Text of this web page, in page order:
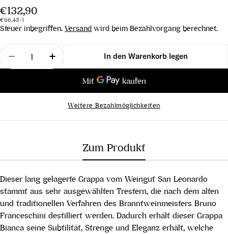
Regulärer
Preis
€132,90
Stückpreis
€66,45/pro
l
Steuer inbegriffen. Versand wird beim Bezahlvorgang berechnet.
Menge
Menge für Grappa Bianca verringern
Menge für Grappa Bianca erhöhen
In den Warenkorb legen
Weitere Bezahlmöglichkeiten
Zum Produkt
Dieser lang gelagerte Grappa vom Weingut San Leonardo
stammt aus sehr ausgewählten Trestern, die nach dem alten
und traditionellen Verfahren des Branntweinmeisters Bruno
Franceschini destilliert werden. Dadurch erhält dieser Grappa
Bianca seine Subtilität, Strenge und Eleganz erhält, welche